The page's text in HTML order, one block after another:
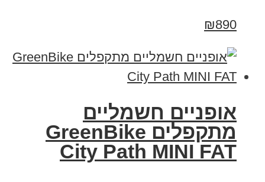
₪890
אופניים חשמליים
‏מתקפלים GreenBike
City Path MINI FAT